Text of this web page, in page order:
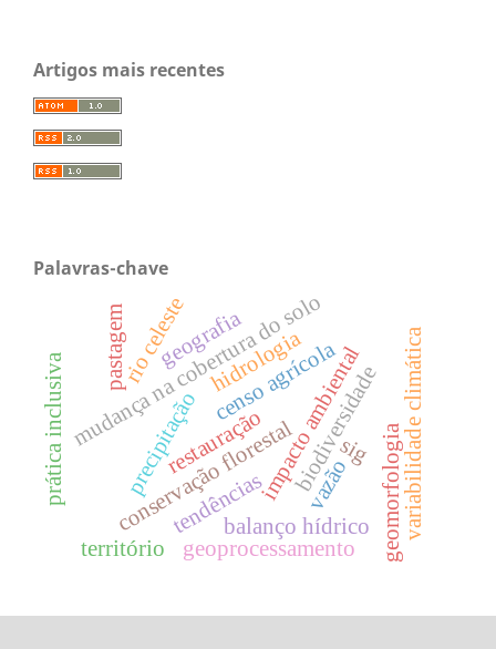
Artigos mais recentes
Palavras-chave
conservação florestalimpacto ambiental
censo agrícola
biodiversidade
mudança na cobertura do solo
rio celeste
tendências
precipitação vazão
balanço hídrico geomorfologia
geoprocessamento
hidrologia variabilidade climática
território
restauração
pastagem geografia
prática inclusiva sig